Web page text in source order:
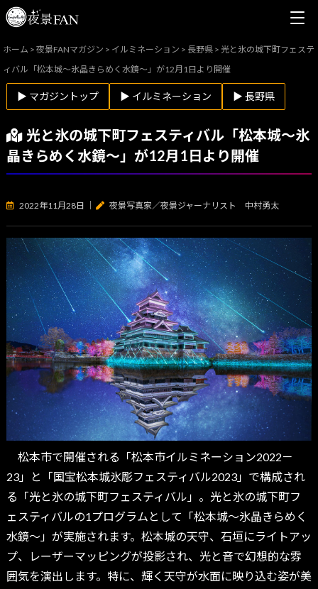
ホーム >夜景FANマガジン > イルミネーション > 長野県 > 光と氷の城下町フェステ
ィバル「松本城〜氷晶きらめく水鏡〜」が12月1日より開催
▶ マガジントップ ▶ イルミネーション ▶ 長野県
光と氷の城下町フェスティバル「松本城〜氷
晶きらめく水鏡〜」が12月1日より開催
2022年11月28日 夜景写真家／夜景ジャーナリスト 中村勇太
松本市で開催される「松本市イルミネーション2022－
23」と「国宝松本城氷彫フェスティバル2023」で構成され
る「光と氷の城下町フェスティバル」。光と氷の城下町フ
ェスティバルの1プログラムとして「松本城～氷晶きらめく
水鏡～」が実施されます。松本城の天守、石垣にライトアッ
プ、レーザーマッピングが投影され、光と音で幻想的な雰
囲気を演出します。特に、輝く天守が水面に映り込む姿が美